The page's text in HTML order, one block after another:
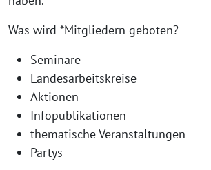
Was wird *Mitgliedern geboten?
Seminare
Landesarbeitskreise
Aktionen
Infopublikationen
thematische Veranstaltungen
Partys